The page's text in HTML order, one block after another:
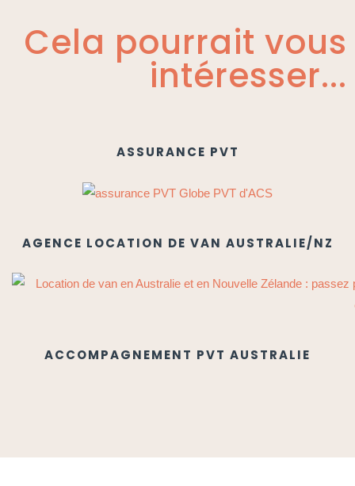
Cela pourrait vous
intéresser...
ASSURANCE PVT
AGENCE LOCATION DE VAN AUSTRALIE/NZ
ACCOMPAGNEMENT PVT AUSTRALIE